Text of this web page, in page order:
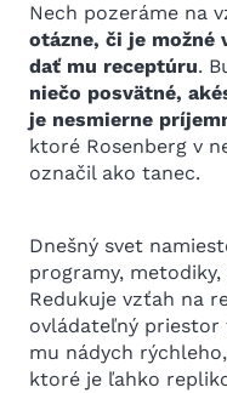
Nech pozeráme na
otázne, či je možné
dať mu receptúru.
niečo posvätné,
je nesmierne
ktoré Rosenberg v
označil ako tanec.
Dnešný svet
programy,
Redukuje vzťah na
ovládateľný priestor
mu nádych
ktoré je ľahko